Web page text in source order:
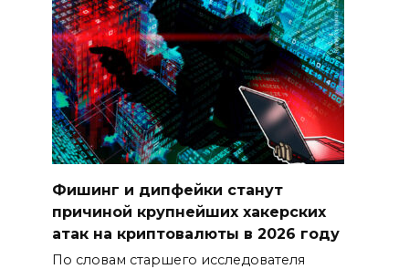
Фишинг и дипфейки станут
причиной крупнейших хакерских
атак на криптовалюты в 2026 году
По словам старшего исследователя